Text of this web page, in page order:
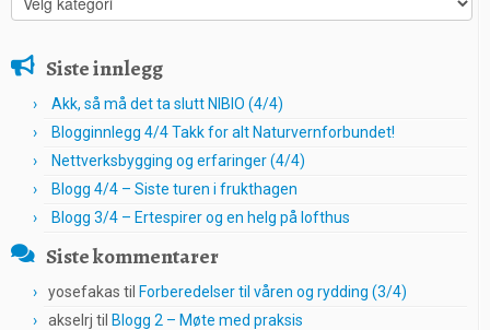
Siste innlegg
Akk, så må det ta slutt NIBIO (4/4)
Blogginnlegg 4/4 Takk for alt Naturvernforbundet!
Nettverksbygging og erfaringer (4/4)
Blogg 4/4 – Siste turen i frukthagen
Blogg 3/4 – Ertespirer og en helg på lofthus
Siste kommentarer
yosefakas til Forberedelser til våren og rydding (3/4)
akselrj til Blogg 2 – Møte med praksis